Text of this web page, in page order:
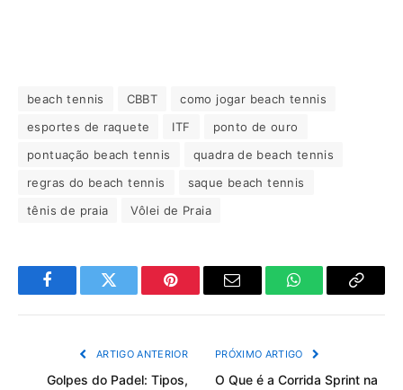
beach tennis CBBT
como jogar beach tennis
esportes de raquete
ITF
ponto de ouro
pontuação beach tennis
quadra de beach tennis
regras do beach tennis
saque beach tennis
tênis de praia
Vôlei de Praia
FacebookTwitter Pinterest Email WhatsAppCopiar
ARTIGO ANTERIOR
Golpes do Padel: Tipos,
PRÓXIMO ARTIGO
O Que é a Corrida Sprint na